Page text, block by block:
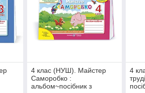
4 клас (НУШ). Майстер
Саморобко :
альбом~посібник з
4